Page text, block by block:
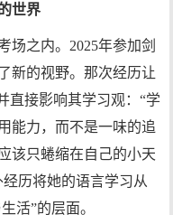
世界
场之内。2025年参加剑
新的视野。那次经历让
直接影响其学习观：“学
能力，而不是一味的追
该只蜷缩在自己的小天
历将她的语言学习从
活”的层面。